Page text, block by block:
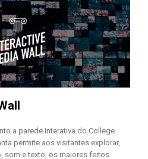
a parede interativa do College
permite aos visitantes explorar,
som e texto, os maiores feitos